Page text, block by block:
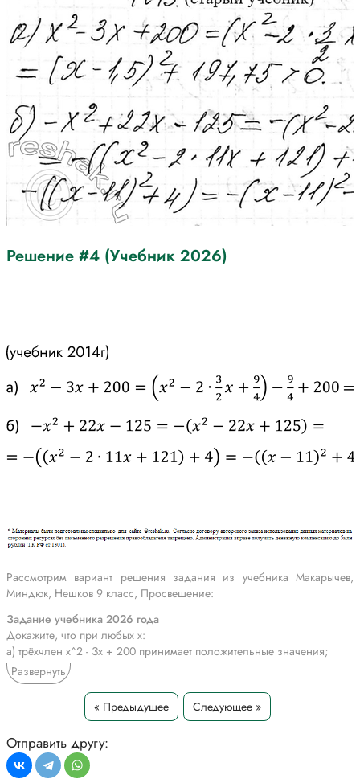
Решение #4 (Учебник 2026)
Рассмотрим вариант решения задания из учебника Макарычев,
Миндюк, Нешков 9 класс, Просвещение:
Задание учебника 2026 года
Докажите, что при любых х:
а) трёхчлен х^2 - Зх + 200 принимает положительные значения;
б) трёхчлен -х^2 + 22х - 125 принимает отрицательные значения;
в) трёхчлен х^2 - 16х + 64 принимает неотрицательные значения;
г) трёхчлен 10х - х^2 - 25 принимает неположительные значения.
*Текст задания приводится исключительно в образовательных целях
для более полного понимания решения.
Развернуть
« Предыдущее Следующее »
Отправить другу: